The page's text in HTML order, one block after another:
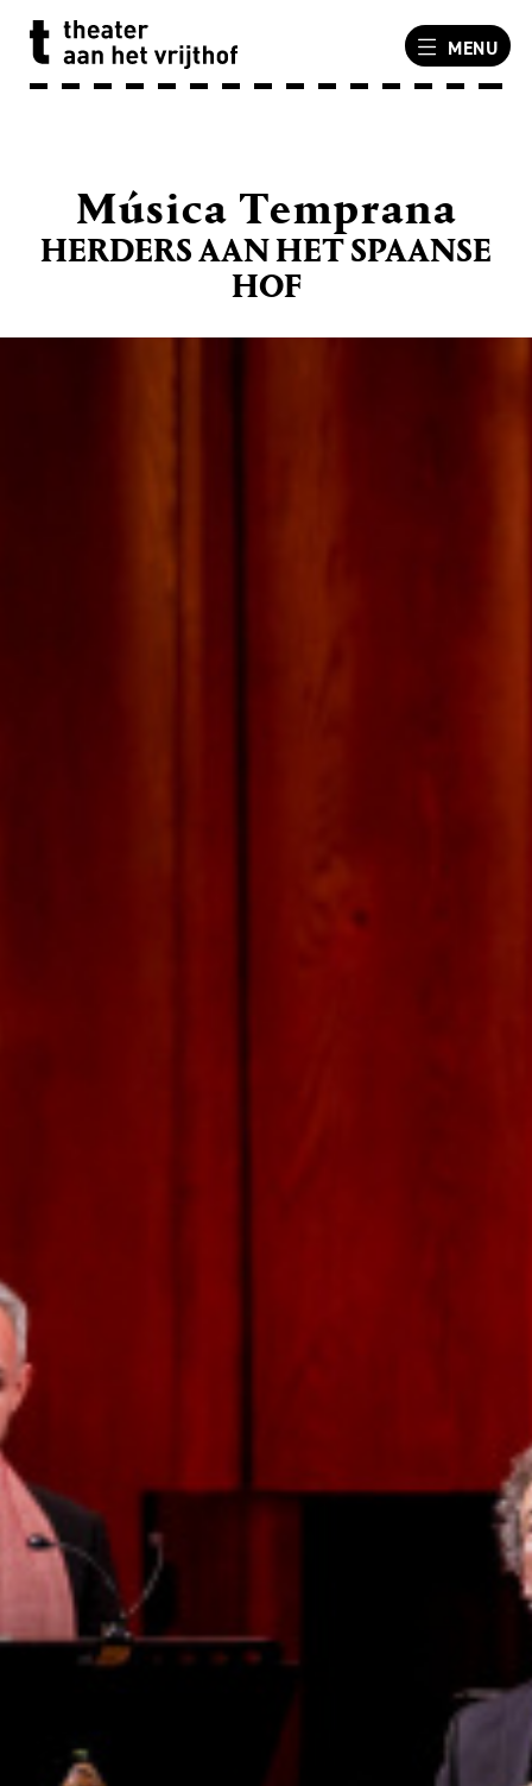
MENU
HERDERS AAN HET SPAANSE
HOF
Música Temprana